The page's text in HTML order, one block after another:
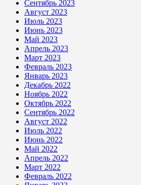
Сентябрь 2023
Август 2023
Июль 2023
Июнь 2023
Май 2023
Апрель 2023
Март 2023
Февраль 2023
Январь 2023
Декабрь 2022
Ноябрь 2022
Октябрь 2022
Сентябрь 2022
Август 2022
Июль 2022
Июнь 2022
Май 2022
Апрель 2022
Март 2022
Февраль 2022